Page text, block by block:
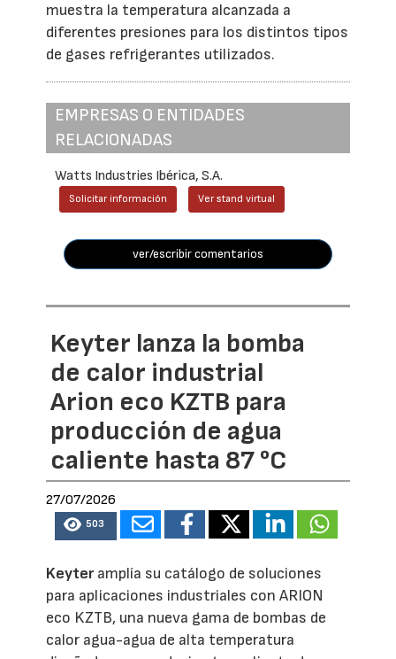
muestra la temperatura alcanzada a
diferentes presiones para los distintos tipos
de gases refrigerantes utilizados.
EMPRESAS O ENTIDADES
RELACIONADAS
Watts Industries Ibérica, S.A.
Solicitar información Ver stand virtual
ver/escribir comentarios
Keyter lanza la bomba
de calor industrial
Arion eco KZTB para
producción de agua
caliente hasta 87 °C
27/07/2026
503
Keyteramplía su catálogo de soluciones
para aplicaciones industriales con ARION
eco KZTB, una nueva gama de bombas de
calor agua-agua de alta temperatura